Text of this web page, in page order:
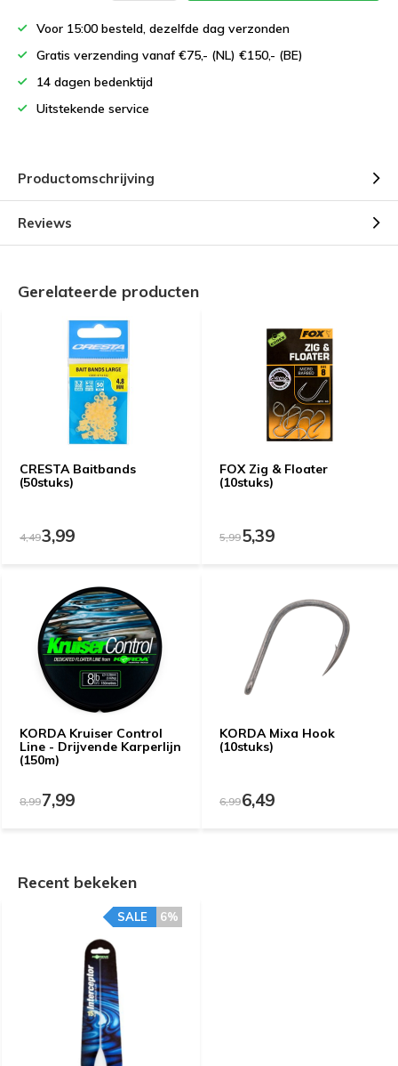
Voor 15:00 besteld, dezelfde dag verzonden
Gratis verzending vanaf €75,- (NL) €150,- (BE)
14 dagen bedenktijd
Uitstekende service
Productomschrijving
Reviews
Gerelateerde producten
CRESTA Baitbands
(50stuks)
4,493,99
FOX Zig & Floater
(10stuks)
5,995,39
KORDA Kruiser Control
Line - Drijvende Karperlijn
(150m)
8,997,99
KORDA Mixa Hook
(10stuks)
6,996,49
Recent bekeken
6%
SALE